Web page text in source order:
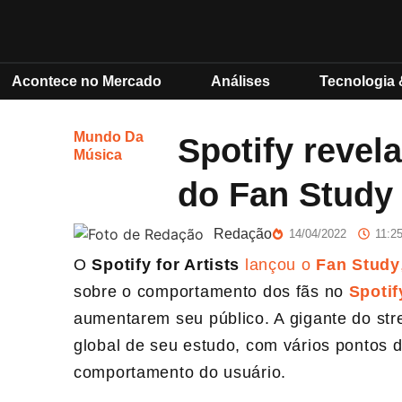
Acontece no Mercado Análises Tecnologia
Mundo Da
Música
Spotify
do Fan
Redação 14/04/2022 11:25
OSpotify for Artists lançou o Fan Study
sobre o comportamento dos fãs no
aumentarem seu público. A gigante do
global de seu estudo, com vários pontos
comportamento do usuário.